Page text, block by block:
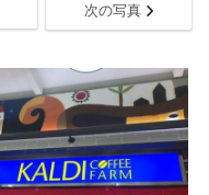
次の写真